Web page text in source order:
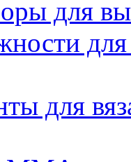
для
для